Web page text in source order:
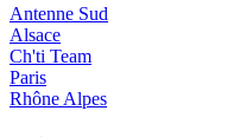
Antenne Sud
Alsace
Ch'ti Team
Paris
Rhône Alpes